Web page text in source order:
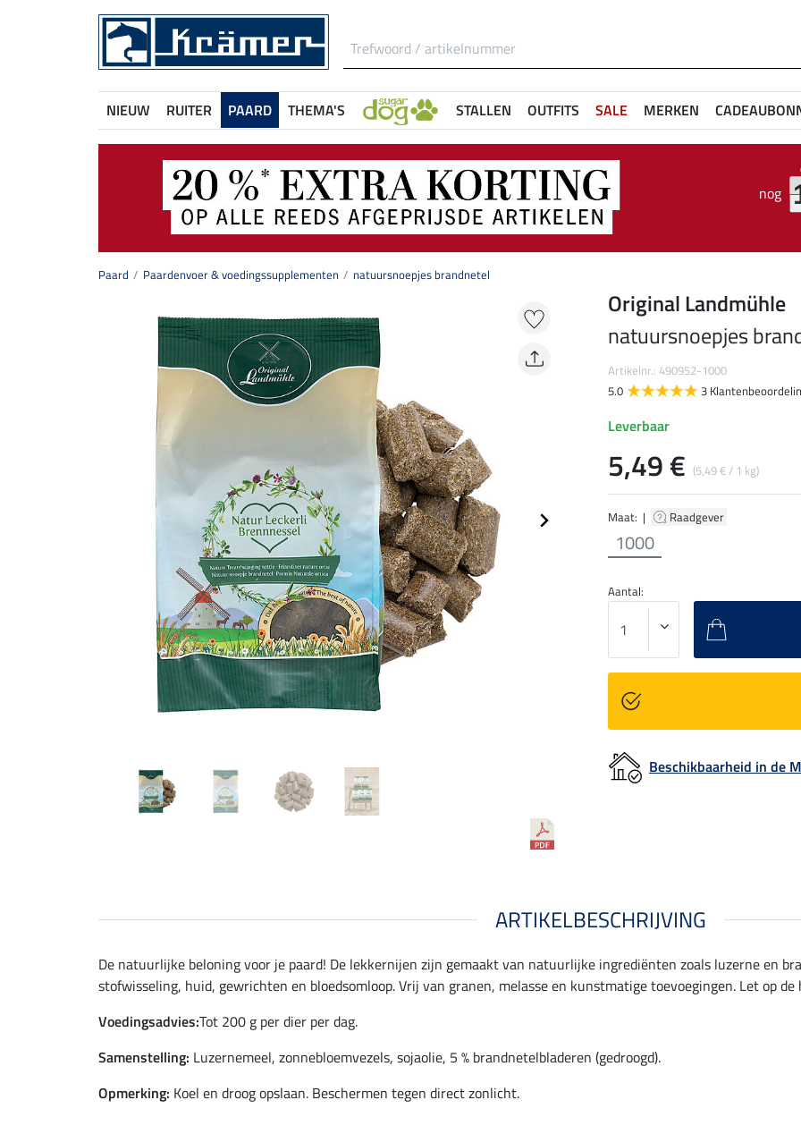
NIEUW RUITER PAARD THEMA'S STALLEN OUTFITS SALE MERKEN
nog
Paard Paardenvoer & voedingssupplementen natuursnoepjes brandnetel
Maat: | Raadgever
1000
Original Landmühle
natuursnoepjes
Artikelnr.: 490952-1000
5.0
3
Leverbaar
5,49 € (5,49 € / 1 kg)
Aantal:
Beschikbaarheid in de
ARTIKELBESCHRIJVING
De natuurlijke beloning voor je paard! De lekkernijen zijn gemaakt van natuurlijke ingrediënten zoals luzerne en
stofwisseling, huid, gewrichten en bloedsomloop. Vrij van granen, melasse en kunstmatige toevoegingen. Let op
Voedingsadvies:Tot 200 g per dier per dag.
Samenstelling: Luzernemeel, zonnebloemvezels, sojaolie, 5 % brandnetelbladeren (gedroogd).
Opmerking: Koel en droog opslaan. Beschermen tegen direct zonlicht.